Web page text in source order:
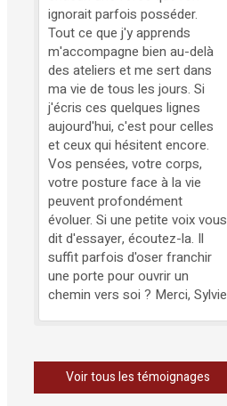
ignorait parfois posséder.
Tout ce que j'y apprends
m'accompagne bien au-delà
des ateliers et me sert dans
ma vie de tous les jours. Si
j'écris ces quelques lignes
aujourd'hui, c'est pour celles
et ceux qui hésitent encore.
Vos pensées, votre corps,
votre posture face à la vie
peuvent profondément
évoluer. Si une petite voix vous
dit d'essayer, écoutez-la. Il
suffit parfois d'oser franchir
une porte pour ouvrir un
chemin vers soi ? Merci, Sylvie
Voir tous les témoignages